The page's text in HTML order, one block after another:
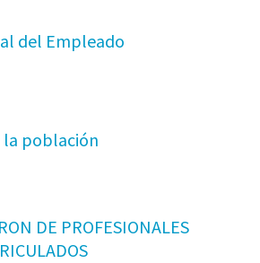
del Empleado
la población
DE PROFESIONALES